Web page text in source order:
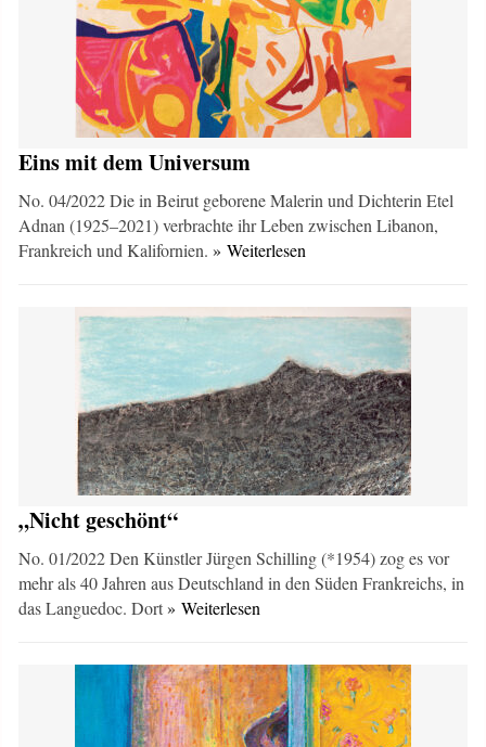
Eins mit dem Universum
No. 04/2022 Die in Beirut geborene Malerin und Dichterin Etel
Adnan (1925–2021) verbrachte ihr Leben zwischen Libanon,
Frankreich und Kalifornien.» Weiterlesen
„Nicht geschönt“
No. 01/2022 Den Künstler Jürgen Schilling (*1954) zog es vor
mehr als 40 Jahren aus Deutschland in den Süden Frankreichs, in
das Languedoc. Dort» Weiterlesen